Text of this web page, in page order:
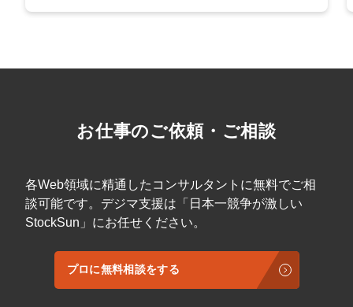
お仕事のご依頼・ご相談
各Web領域に精通したコンサルタントに無料でご相
談可能です。デジマ支援は「日本一競争が激しい
StockSun」にお任せください。
プロに無料相談をする